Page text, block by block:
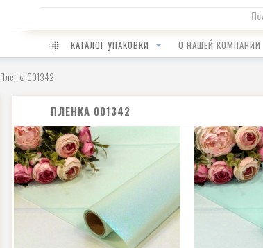
КАТАЛОГ УПАКОВКИ О НАШЕЙ КОМПАНИИ
Пленка 001342
ПЛЕНКА 001342